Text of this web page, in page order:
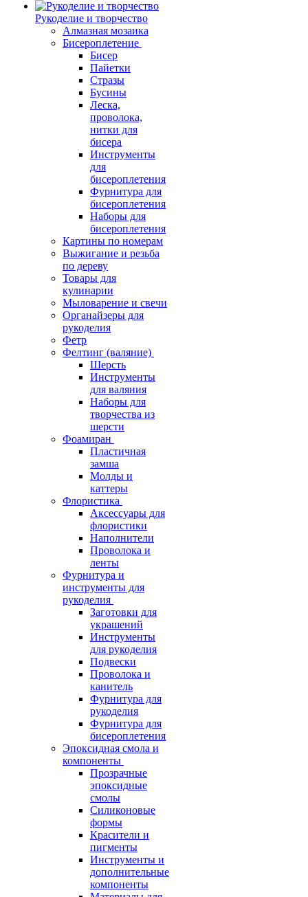
Рукоделие и творчество
Алмазная мозаика
Бисероплетение
Бисер
Пайетки
Стразы
Бусины
Леска,
проволока,
нитки для
бисера
Инструменты
для
бисероплетения
Фурнитура для
бисероплетения
Наборы для
бисероплетения
Картины по номерам
Выжигание и резьба
по дереву
Товары для
кулинарии
Мыловарение и свечи
Органайзеры для
рукоделия
Фетр
Фелтинг (валяние)
Шерсть
Инструменты
для валяния
Наборы для
творчества из
шерсти
Фоамиран
Пластичная
замша
Молды и
каттеры
Флористика
Аксессуары для
флористики
Наполнители
Проволока и
ленты
Фурнитура и
инструменты для
рукоделия
Заготовки для
украшений
Инструменты
для рукоделия
Подвески
Проволока и
канитель
Фурнитура для
рукоделия
Фурнитура для
бисероплетения
Эпоксидная смола и
компоненты
Прозрачные
эпоксидные
смолы
Силиконовые
формы
Красители и
пигменты
Инструменты и
дополнительные
компоненты